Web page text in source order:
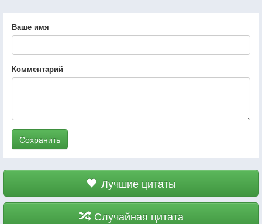
Ваше имя
Комментарий
Сохранить
Лучшие цитаты
Случайная цитата